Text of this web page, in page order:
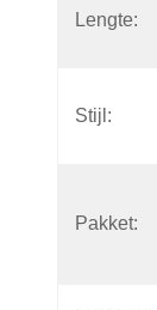
Lengte:
Stijl:
Pakket: